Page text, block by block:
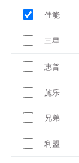
佳能
三星
惠普
施乐
兄弟
利盟